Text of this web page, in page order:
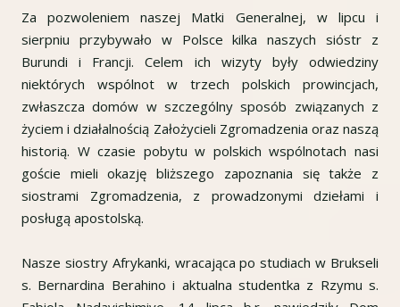
Za pozwoleniem naszej Matki Generalnej, w lipcu i
sierpniu przybywało w Polsce kilka naszych sióstr z
Burundi i Francji. Celem ich wizyty były odwiedziny
niektórych wspólnot w trzech polskich prowincjach,
zwłaszcza domów w szczególny sposób związanych z
życiem i działalnością Założycieli Zgromadzenia oraz naszą
historią. W czasie pobytu w polskich wspólnotach nasi
goście mieli okazję bliższego zapoznania się także z
siostrami Zgromadzenia, z prowadzonymi dziełami i
posługą apostolską.
Nasze siostry Afrykanki, wracająca po studiach w Brukseli
s. Bernardina Berahino i aktualna studentka z Rzymu s.